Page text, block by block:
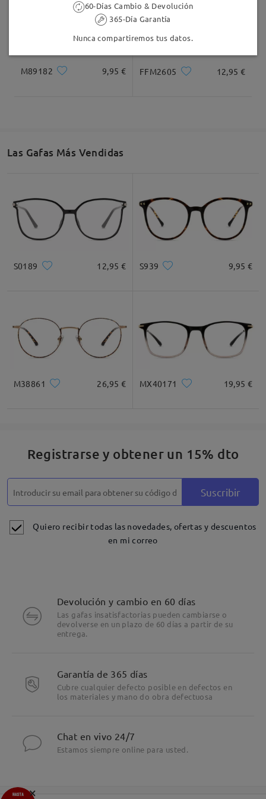
M89182 9,95 € FFM2605 12,95 €
Las Gafas Más Vendidas
S0189 12,95 € S939 9,95 €
M38861 26,95 € MX40171 19,95 €
Registrarse y obtener un 15% dto
Suscribir
Quiero recibir todas las novedades, ofertas y descuentos
en mi correo
Devolución y cambio en 60 días
Las gafas insatisfactorias pueden cambiarse o
devolverse en un plazo de 60 días a partir de su
entrega.
Garantía de 365 días
Cubre cualquier defecto posible en defectos en
los materiales y mano do obra defectuosa
Chat en vivo 24/7
Estamos siempre online para usted.
×
60-Días Cambio & Devolución
365-Día Garantía
Nunca compartiremos tus datos.